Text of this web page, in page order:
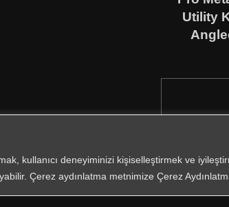
kullanıcı deneyiminizi kişiselleştirmek ve
Çerez aydınlatma metnimize Çerez
Utility